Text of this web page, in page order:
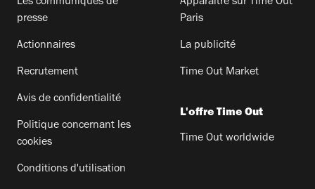
presse
Actionnaires
Recrutement
Avis de confidentialité
Politique concernant les
cookies
Conditions d'utilisation
Paris
La publicité
Time Out Market
L'offre Time Out
Time Out worldwide